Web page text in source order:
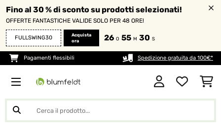
Fino al 30 % di sconto su prodotti selezionati!
OFFERTE FANTASTICHE VALIDE SOLO PER 48 ORE!
FULLSWING30
Acquista
ora
26 O 55 M 29 S
Pagamenti flessibili Spedizione gratuita da 100€*